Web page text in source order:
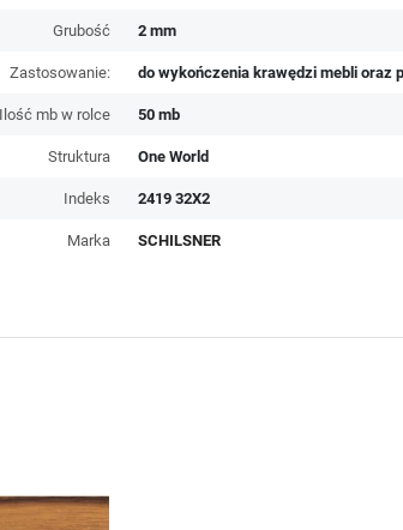
Grubość 2 mm
Zastosowanie: do wykończenia krawędzi mebli oraz
Ilość mb w rolce 50 mb
Struktura One World
Indeks 2419 32X2
Marka SCHILSNER